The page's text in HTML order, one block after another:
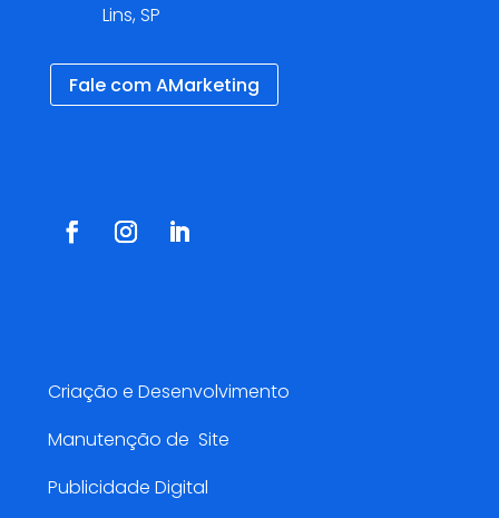
Lins, SP
Fale com AMarketing
Criação e Desenvolvimento
Manutenção de Site
Publicidade Digital